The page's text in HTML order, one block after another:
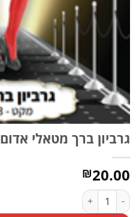
גרביון ברך מטאלי אדום
₪20.00
כמות של גרביון ברך מטאלי אדום